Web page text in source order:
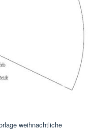
weihnachtliche